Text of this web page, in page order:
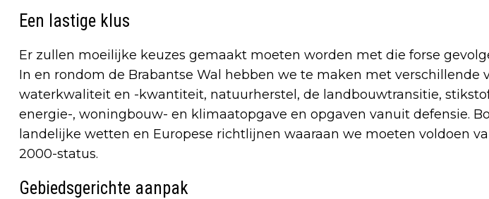
Een lastige klus
Er zullen moeilijke keuzes gemaakt moeten worden met die forse
In en rondom de Brabantse Wal hebben we te maken met verschillende
waterkwaliteit en -kwantiteit, natuurherstel, de landbouwtransitie,
energie-, woningbouw- en klimaatopgave en opgaven vanuit defensie.
landelijke wetten en Europese richtlijnen waaraan we moeten voldoen
2000-status.
Gebiedsgerichte aanpak